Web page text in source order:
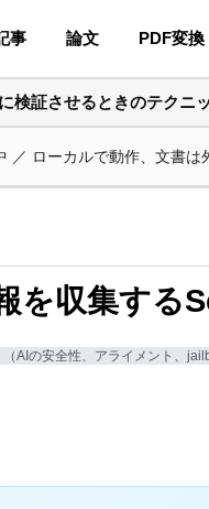
事 論文 PDF変換
証させるときのテクニ
／ ローカルで動作、文書は
を収集する
AIの安全性、アライメント、